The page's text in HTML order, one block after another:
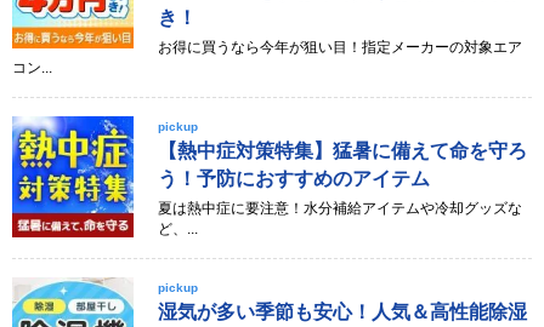
き！
お得に買うなら今年が狙い目！指定メーカーの対象エア
コン...
pickup
【熱中症対策特集】猛暑に備えて命を守ろ
う！予防におすすめのアイテム
夏は熱中症に要注意！水分補給アイテムや冷却グッズな
ど、...
pickup
湿気が多い季節も安心！人気＆高性能除湿